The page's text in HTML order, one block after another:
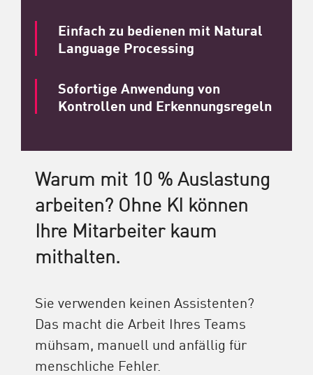
Einfach zu bedienen mit Natural
Language Processing
Sofortige Anwendung von
Kontrollen und Erkennungsregeln
Warum mit 10 % Auslastung
arbeiten? Ohne KI können
Ihre Mitarbeiter kaum
mithalten.​
Sie verwenden keinen Assistenten?
Das macht die Arbeit Ihres Teams
mühsam, manuell und anfällig für
menschliche Fehler.